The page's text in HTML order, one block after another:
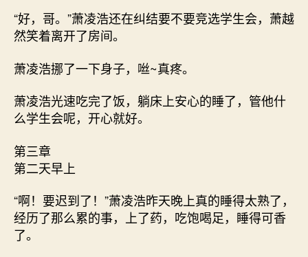
“好，哥。”萧凌浩还在纠结要不要竞选学生会，萧越
然笑着离开了房间。
萧凌浩挪了一下身子，咝~真疼。
萧凌浩光速吃完了饭，躺床上安心的睡了，管他什
么学生会呢，开心就好。
第三章
第二天早上
“啊！要迟到了！”萧凌浩昨天晚上真的睡得太熟了，
经历了那么累的事，上了药，吃饱喝足，睡得可香
了。